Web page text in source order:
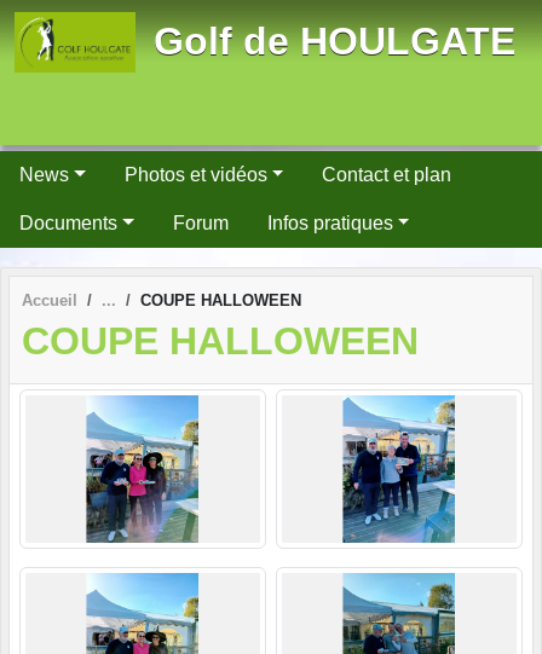
Golf de HOULGATE
News Photos et vidéos Contact et plan
Documents Forum Infos pratiques
Accueil COUPE HALLOWEEN
COUPE HALLOWEEN
Panneau de gestion des cookies